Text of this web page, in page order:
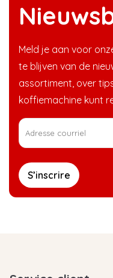
Meld je aan voor
te blijven van de
assortiment, over
koffiemachine kunt
S’inscrire